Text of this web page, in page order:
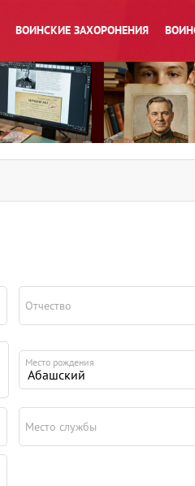
ВОИНСКИЕ ЗАХОРОНЕНИЯ
Отчество
Место рождения
Место службы